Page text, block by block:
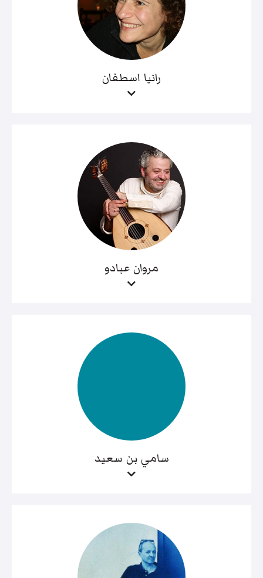
رانيا اسطفان
مروان عبادو
سامي بن سعيد